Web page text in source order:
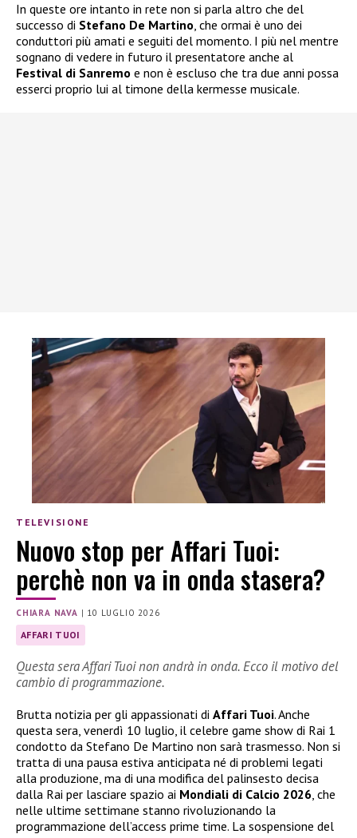
In queste ore intanto in rete non si parla altro che del
successo di Stefano De Martino, che ormai è uno dei
conduttori più amati e seguiti del momento. I più nel mentre
sognano di vedere in futuro il presentatore anche al
Festival di Sanremo e non è escluso che tra due anni possa
esserci proprio lui al timone della kermesse musicale.
TELEVISIONE
Nuovo stop per Affari Tuoi:
perchè non va in onda stasera?
CHIARA NAVA | 10 LUGLIO 2026
AFFARI TUOI
Questa sera Affari Tuoi non andrà in onda. Ecco il motivo del
cambio di programmazione.
Brutta notizia per gli appassionati di Affari Tuoi. Anche
questa sera, venerdì 10 luglio, il celebre game show di Rai 1
condotto da Stefano De Martino non sarà trasmesso. Non si
tratta di una pausa estiva anticipata né di problemi legati
alla produzione, ma di una modifica del palinsesto decisa
dalla Rai per lasciare spazio ai Mondiali di Calcio 2026, che
nelle ultime settimane stanno rivoluzionando la
programmazione dell’access prime time. La sospensione del